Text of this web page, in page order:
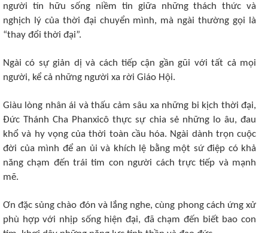
người tín hữu sống niềm tin giữa những thách thức và
nghịch lý của thời đại chuyển mình, mà ngài thường gọi là
“thay đổi thời đại”.
Ngài có sự giản dị và cách tiếp cận gần gũi với tất cả mọi
người, kể cả những người xa rời Giáo Hội.
Giàu lòng nhân ái và thấu cảm sâu xa những bi kịch thời đại,
Đức Thánh Cha Phanxicô thực sự chia sẻ những lo âu, đau
khổ và hy vọng của thời toàn cầu hóa. Ngài dành trọn cuộc
đời của mình để an ủi và khích lệ bằng một sứ điệp có khả
năng chạm đến trái tim con người cách trực tiếp và mạnh
mẽ.
Ơn đặc sủng chào đón và lắng nghe, cùng phong cách ứng xử
phù hợp với nhịp sống hiện đại, đã chạm đến biết bao con